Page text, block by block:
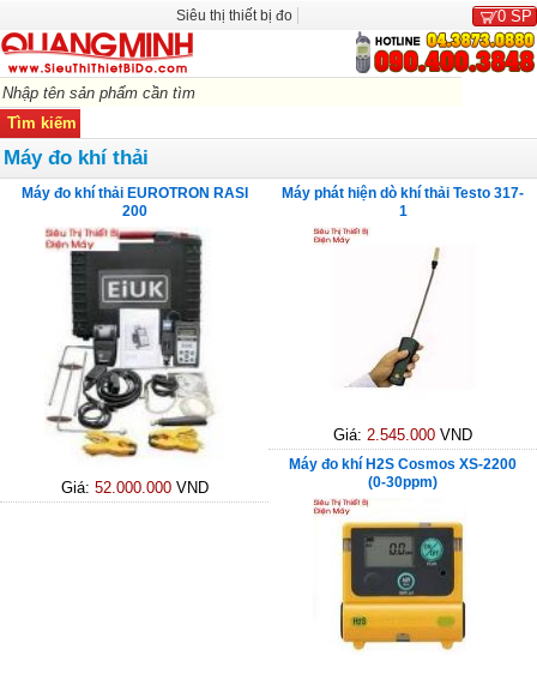
Siêu thị thiết bị đo 0 SP
Máy đo khí thải
Máy đo khí thải EUROTRON RASI
200
Giá: 52.000.000VND
Máy phát hiện dò khí thải Testo 317-
1
Giá: 2.545.000 VND
Máy đo khí H2S Cosmos XS-2200
(0-30ppm)